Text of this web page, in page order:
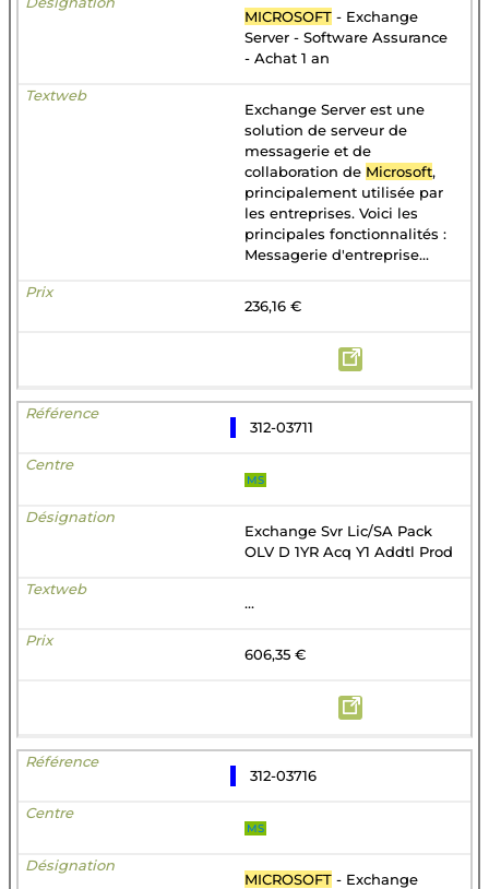
MICROSOFT - Exchange
Server - Software Assurance
- Achat 1 an
Exchange Server est une
solution de serveur de
messagerie et de
collaboration de Microsoft,
principalement utilisée par
les entreprises. Voici les
principales fonctionnalités :
Messagerie d'entreprise...
236,16 €
312-03711
MS
Exchange Svr Lic/SA Pack
OLV D 1YR Acq Y1 Addtl Prod
...
606,35 €
312-03716
MS
MICROSOFT - Exchange